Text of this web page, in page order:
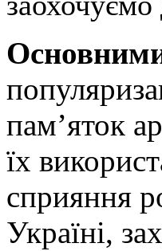
пам’яток
їх
сприяння
Україні,